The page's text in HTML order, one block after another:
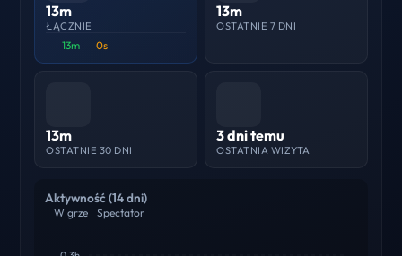
13m
ŁĄCZNIE
13m 0s
13m
OSTATNIE 7 DNI
13m
OSTATNIE 30 DNI
3 dni temu
OSTATNIA WIZYTA
Aktywność (14 dni)
W grze Spectator